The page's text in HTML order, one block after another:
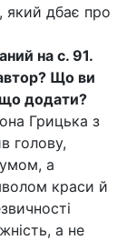
який дбає про
на с. 91.
Що ви
що додати?
Грицька з
голову,
а
краси й
а не